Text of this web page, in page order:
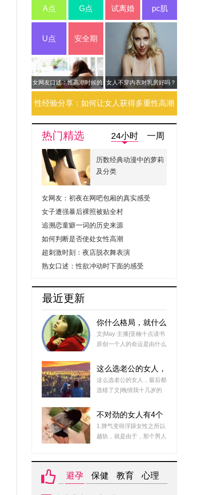
A点 G点 试离婚 pc肌
U点 安全期
性经验分享：如何让女人获得多重性高潮
女网友口述：性高潮时候的
女人不穿内衣对乳房好吗？
热门精选 24小时 一周
历数经典动漫中的萝莉
及分类
女网友：初夜在网吧包厢的真实感受
女子遭强暴后裸照被贴全村
追溯恋童癖一词的历史来源
如何判断是否使处女性高潮
超刺激时刻：夜店脱衣舞表演
熟女口述：性欲冲动时下面的感受
最近更新
你什么格局，就什么
命
文|May·主播|亚楠十点读书
原创一个人的命运是由什么
回事？我是相信的。那么，
是什么决定了一个人的命运
呢？有人说是运气。
这么选老公的女人，
最后都选错了
这么选老公的女人，最后都
选错了文|晚情我十几岁的
闹，大人脸上喜气洋洋，非
常兴奋。原来，是我一位远
房姑姑认识了一个男人，对
方家里条件不错。有三个姐
个儿子，没有兄弟需要分财
产。
不对劲的女人有4个
行为，说明外面有人
了！
1.脾气变得浮躁女性之所以
越轨，就是由于，那个男人
慧都不如她的情人，因此会
避孕 保健 教育 心理